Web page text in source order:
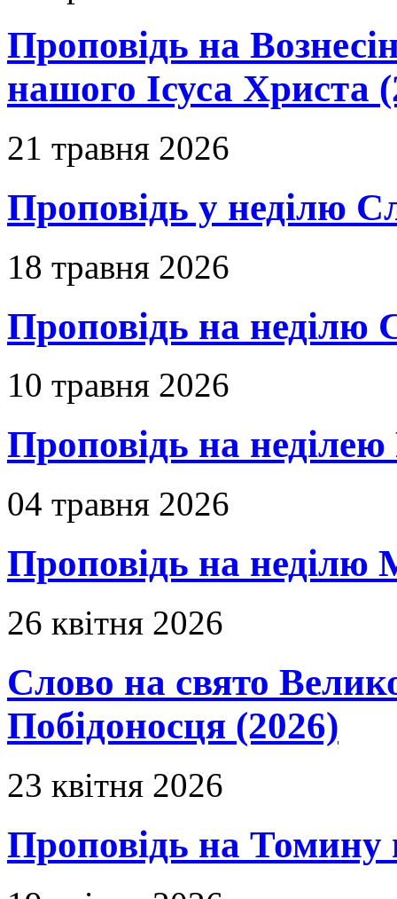
Проповідь на
нашого Ісуса Христа
21 травня 2026
Проповідь у неділю
18 травня 2026
Проповідь на неділю
10 травня 2026
Проповідь на неділею
04 травня 2026
Проповідь на неділю
26 квітня 2026
Слово на свято
Побідоносця (2026)
23 квітня 2026
Проповідь на Томину